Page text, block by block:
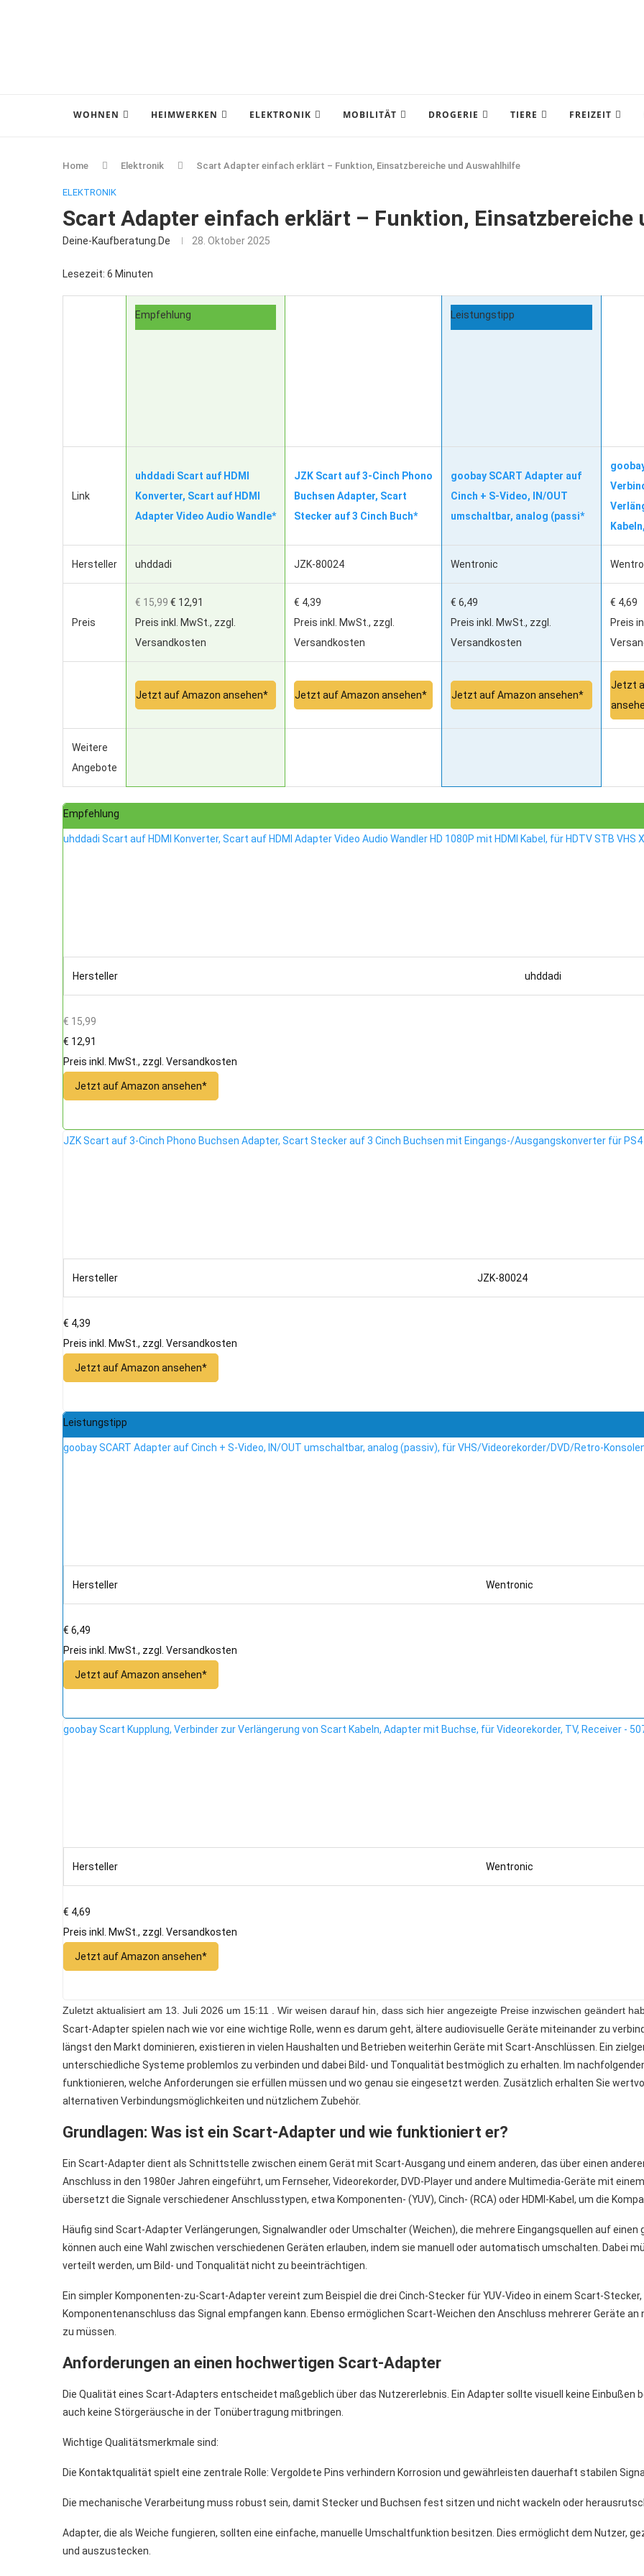
WOHNEN HEIMWERKEN ELEKTRONIK MOBILITÄT DROGERIE TIERE FREIZEIT
Home Elektronik Scart Adapter einfach erklärt – Funktion, Einsatzbereiche und Auswahlhilfe
ELEKTRONIK
Scart Adapter einfach erklärt – Funktion, Einsatzbereiche
Deine-Kaufberatung.de 28. Oktober 2025
Lesezeit: 6 Minuten
Empfehlung Leistungstipp
Link
uhddadi Scart auf HDMI
Konverter, Scart auf HDMI
Adapter Video Audio Wandle*
JZK Scart auf 3-Cinch Phono
Buchsen Adapter, Scart
Stecker auf 3 Cinch Buch*
goobay SCART Adapter auf
Cinch + S-Video, IN/OUT
umschaltbar, analog (passi*
Hersteller uhddadi JZK-80024 Wentronic
Preis
€ 15,99 € 12,91
Preis inkl. MwSt., zzgl.
Versandkosten
€ 4,39
Preis inkl. MwSt., zzgl.
Versandkosten
€ 6,49
Preis inkl. MwSt., zzgl.
Versandkosten
€ 4,69
Preis
Jetzt auf Amazon ansehen* Jetzt auf Amazon ansehen* Jetzt auf Amazon ansehen*
Jetzt
Weitere
Angebote
Empfehlung
uhddadi Scart auf HDMI Konverter, Scart auf HDMI Adapter Video Audio Wandler HD 1080P mit HDMI Kabel, für HDTV STB VHS
Hersteller uhddadi
€ 15,99
€ 12,91
Preis inkl. MwSt., zzgl. Versandkosten
Jetzt auf Amazon ansehen*
JZK Scart auf 3-Cinch Phono Buchsen Adapter, Scart Stecker auf 3 Cinch Buchsen mit Eingangs-/Ausgangskonverter für PS4
Hersteller JZK-80024
€ 4,39
Preis inkl. MwSt., zzgl. Versandkosten
Jetzt auf Amazon ansehen*
Leistungstipp
goobay SCART Adapter auf Cinch + S-Video, IN/OUT umschaltbar, analog (passiv), für VHS/Videorekorder/DVD/Retro-
Hersteller Wentronic
€ 6,49
Preis inkl. MwSt., zzgl. Versandkosten
Jetzt auf Amazon ansehen*
goobay Scart Kupplung, Verbinder zur Verlängerung von Scart Kabeln, Adapter mit Buchse, für Videorekorder, TV, Receiver -
Hersteller Wentronic
€ 4,69
Preis inkl. MwSt., zzgl. Versandkosten
Jetzt auf Amazon ansehen*
Zuletzt aktualisiert am 13. Juli 2026 um 15:11 . Wir weisen darauf hin, dass sich hier angezeigte Preise inzwischen geändert
Scart-Adapter spielen nach wie vor eine wichtige Rolle, wenn es darum geht, ältere audiovisuelle Geräte miteinander zu
längst den Markt dominieren, existieren in vielen Haushalten und Betrieben weiterhin Geräte mit Scart-Anschlüssen. Ein
unterschiedliche Systeme problemlos zu verbinden und dabei Bild- und Tonqualität bestmöglich zu erhalten. Im
funktionieren, welche Anforderungen sie erfüllen müssen und wo genau sie eingesetzt werden. Zusätzlich erhalten Sie
alternativen Verbindungsmöglichkeiten und nützlichem Zubehör.
Grundlagen: Was ist ein Scart-Adapter und wie funktioniert er?
Ein Scart-Adapter dient als Schnittstelle zwischen einem Gerät mit Scart-Ausgang und einem anderen, das über einen
Anschluss in den 1980er Jahren eingeführt, um Fernseher, Videorekorder, DVD-Player und andere Multimedia-Geräte mit
übersetzt die Signale verschiedener Anschlusstypen, etwa Komponenten- (YUV), Cinch- (RCA) oder HDMI-Kabel, um die
Häufig sind Scart-Adapter Verlängerungen, Signalwandler oder Umschalter (Weichen), die mehrere Eingangsquellen auf
können auch eine Wahl zwischen verschiedenen Geräten erlauben, indem sie manuell oder automatisch umschalten. Dabei
verteilt werden, um Bild- und Tonqualität nicht zu beeinträchtigen.
Ein simpler Komponenten-zu-Scart-Adapter vereint zum Beispiel die drei Cinch-Stecker für YUV-Video in einem Scart-
Komponentenanschluss das Signal empfangen kann. Ebenso ermöglichen Scart-Weichen den Anschluss mehrerer Geräte
zu müssen.
Anforderungen an einen hochwertigen Scart-Adapter
Die Qualität eines Scart-Adapters entscheidet maßgeblich über das Nutzererlebnis. Ein Adapter sollte visuell keine Einbußen
auch keine Störgeräusche in der Tonübertragung mitbringen.
Wichtige Qualitätsmerkmale sind:
Die Kontaktqualität spielt eine zentrale Rolle: Vergoldete Pins verhindern Korrosion und gewährleisten dauerhaft stabilen
Die mechanische Verarbeitung muss robust sein, damit Stecker und Buchsen fest sitzen und nicht wackeln oder
Adapter, die als Weiche fungieren, sollten eine einfache, manuelle Umschaltfunktion besitzen. Dies ermöglicht dem Nutzer,
und auszustecken.